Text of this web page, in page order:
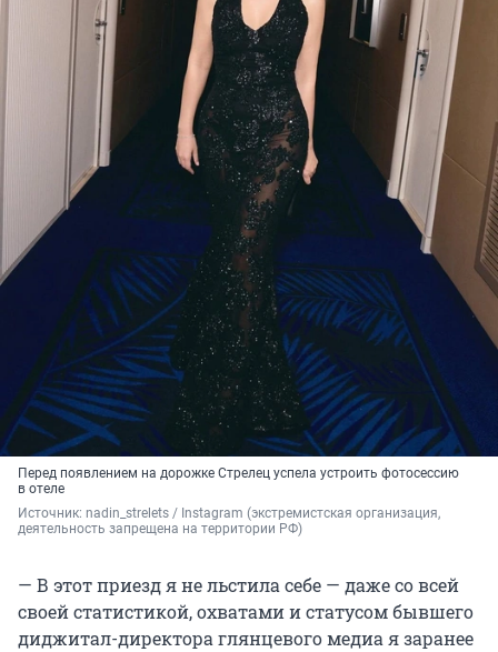
Перед появлением на дорожке Стрелец успела устроить фотосессию
в отеле
Источник: nadin_strelets / Instagram (экстремистская организация,
деятельность запрещена на территории РФ)
— В этот приезд я не льстила себе — даже со всей
своей статистикой, охватами и статусом бывшего
диджитал-директора глянцевого медиа я заранее